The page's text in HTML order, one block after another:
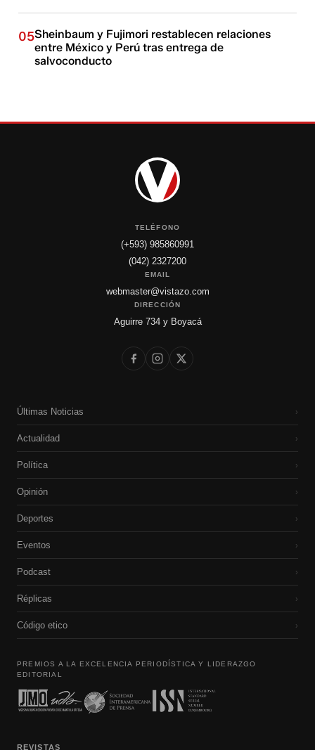
05Sheinbaum y Fujimori restablecen relaciones
entre México y Perú tras entrega de
salvoconducto
TELÉFONO
(+593) 985860991
(042) 2327200
EMAIL
webmaster@vistazo.com
DIRECCIÓN
Aguirre 734 y Boyacá
Últimas Noticias ›
Actualidad ›
Política ›
Opinión ›
Deportes ›
Eventos ›
Podcast ›
Réplicas ›
Código etico ›
PREMIOS A LA EXCELENCIA PERIODÍSTICA Y LIDERAZGO
EDITORIAL
REVISTAS